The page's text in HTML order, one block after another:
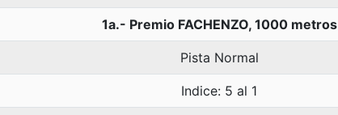
1a.- Premio FACHENZO, 1000 metros
Pista Normal
Indice: 5 al 1